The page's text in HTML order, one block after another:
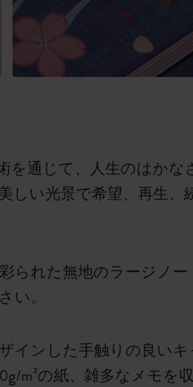
を通じて、人生のはか
しい光景で希望、再生
られた無地のラージノ
い。
インした手触りの良い
m²の紙、雑多なメモ